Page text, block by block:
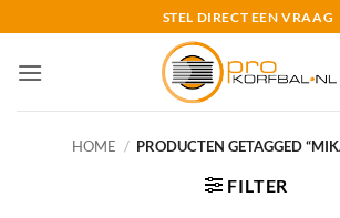
naar
inhoud
STEL DIRECT EEN VRAAG
HOME / PRODUCTEN GETAGGED
FILTER